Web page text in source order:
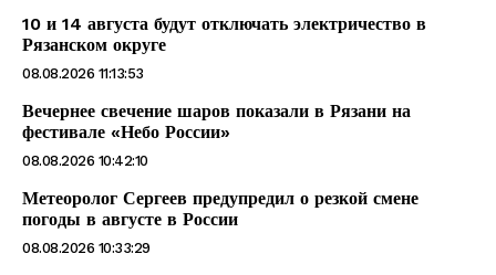
10 и 14 августа будут отключать электричество в
Рязанском округе
08.08.2026 11:13:53
Вечернее свечение шаров показали в Рязани на
фестивале «Небо России»
08.08.2026 10:42:10
Метеоролог Сергеев предупредил о резкой смене
погоды в августе в России
08.08.2026 10:33:29